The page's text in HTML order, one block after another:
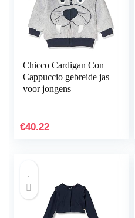
Chicco Cardigan Con
Cappuccio gebreide jas
voor jongens
€40.22